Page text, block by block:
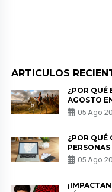
ARTICULOS
¿POR QUÉ
AGOSTO
HISTORIA
05 Ago
¿POR QUÉ
PARA05 Ago